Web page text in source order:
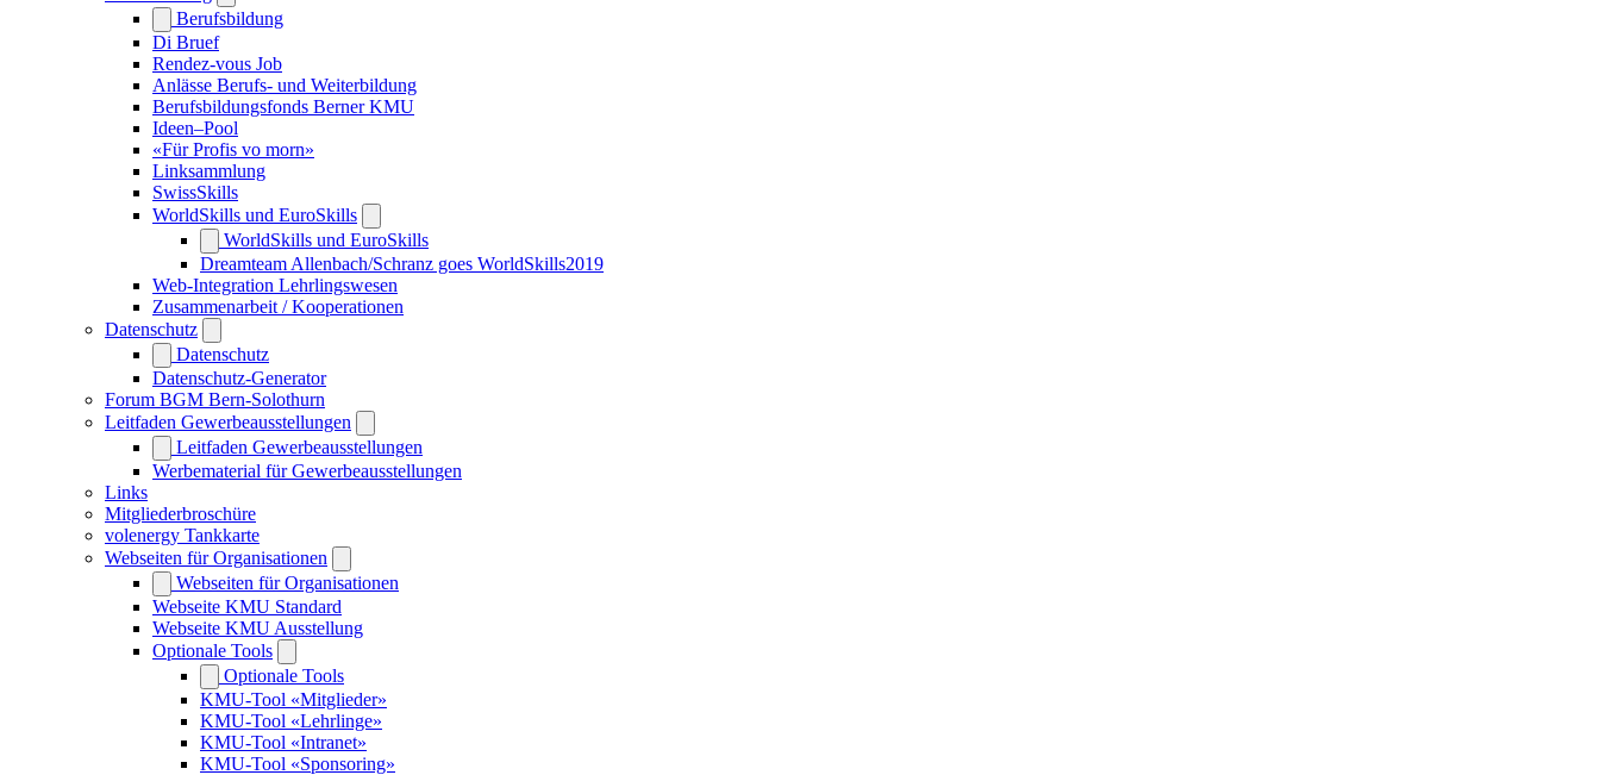
Berufsbildung
Di Bruef
Rendez-vous Job
Anlässe Berufs- und Weiterbildung
Berufsbildungsfonds Berner KMU
Ideen–Pool
«Für Profis vo morn»
Linksammlung
SwissSkills
WorldSkills und EuroSkills
WorldSkills und EuroSkills
Dreamteam Allenbach/Schranz goes WorldSkills2019
Web-Integration Lehrlingswesen
Zusammenarbeit / Kooperationen
Datenschutz
Datenschutz
Datenschutz-Generator
Forum BGM Bern-Solothurn
Leitfaden Gewerbeausstellungen
Leitfaden Gewerbeausstellungen
Werbematerial für Gewerbeausstellungen
Links
Mitgliederbroschüre
volenergy Tankkarte
Webseiten für Organisationen
Webseiten für Organisationen
Webseite KMU Standard
Webseite KMU Ausstellung
Optionale Tools
Optionale Tools
KMU-Tool «Mitglieder»
KMU-Tool «Lehrlinge»
KMU-Tool «Intranet»
KMU-Tool «Sponsoring»